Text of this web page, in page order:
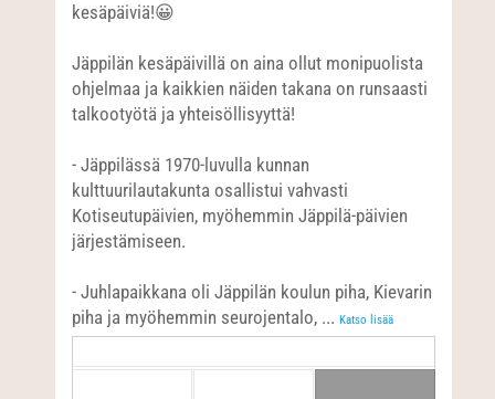
kesäpäiviä!😀
Jäppilän kesäpäivillä on aina ollut monipuolista
ohjelmaa ja kaikkien näiden takana on runsaasti
talkootyötä ja yhteisöllisyyttä!
- Jäppilässä 1970-luvulla kunnan
kulttuurilautakunta osallistui vahvasti
Kotiseutupäivien, myöhemmin Jäppilä-päivien
järjestämiseen.
- Juhlapaikkana oli Jäppilän koulun piha, Kievarin
piha ja myöhemmin seurojentalo, ...Katso lisää